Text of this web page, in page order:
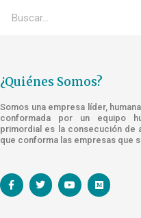
¿Quiénes Somos?
Somos una empresa líder,
conformada por un equipo
primordial es la consecución de
que conforma las empresas que